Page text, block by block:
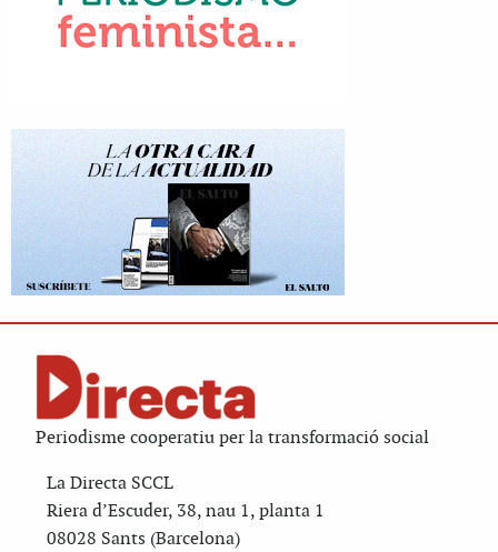
Periodisme cooperatiu per la transformació social
La Directa SCCL
Riera d’Escuder, 38, nau 1, planta 1
08028 Sants (Barcelona)